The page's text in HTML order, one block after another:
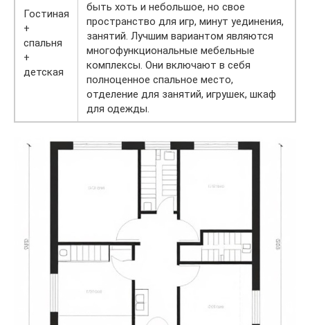
Гостиная
+
спальня
+
детская
быть хоть и небольшое, но свое
пространство для игр, минут уединения,
занятий. Лучшим вариантом являются
многофункциональные мебельные
комплексы. Они включают в себя
полноценное спальное место,
отделение для занятий, игрушек, шкаф
для одежды.